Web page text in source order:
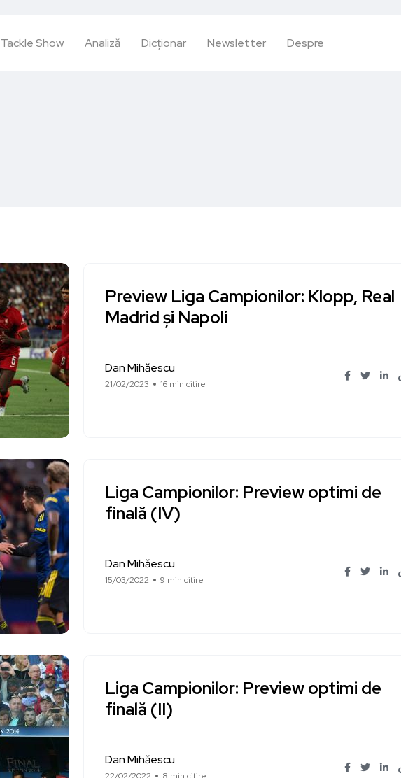
Tackle Show Analiză Dicționar Newsletter Despre
Preview Liga Campionilor: Klopp, Real
Madrid și Napoli
Dan Mihăescu
21/02/2023 16 min citire
Liga Campionilor: Preview optimi de
finală (IV)
Dan Mihăescu
15/03/2022 9 min citire
Liga Campionilor: Preview optimi de
finală (II)
Dan Mihăescu